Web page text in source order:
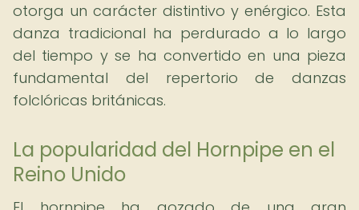
otorga un carácter distintivo y enérgico. Esta
danza tradicional ha perdurado a lo largo
del tiempo y se ha convertido en una pieza
fundamental del repertorio de danzas
folclóricas británicas.
La popularidad del Hornpipe en el
Reino Unido